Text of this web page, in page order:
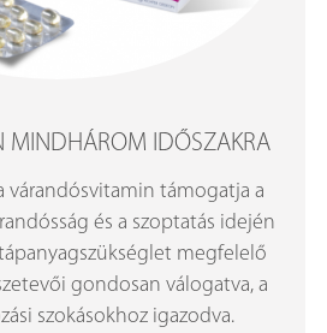
MINDHÁROM IDŐSZAKRA
várandósvitamin támogatja a
és a szoptatás idején
megfelelő
gondosan válogatva, a
szokásokhoz igazodva.